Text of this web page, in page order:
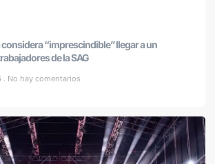
“imprescindible” llegar a un
de la SAG
No hay comentarios